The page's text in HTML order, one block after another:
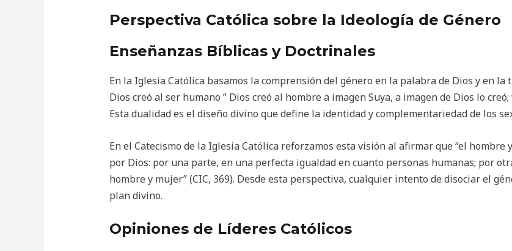
Perspectiva Católica sobre la Ideología de Género
Enseñanzas Bíblicas y Doctrinales
En la Iglesia Católica basamos la comprensión del género en la palabra de Dios y en la
Dios creó al ser humano ” Dios creó al hombre a imagen Suya, a imagen de Dios lo
Esta dualidad es el diseño divino que define la identidad y complementariedad de los
En el Catecismo de la Iglesia Católica reforzamos esta visión al afirmar que “el hombre
por Dios: por una parte, en una perfecta igualdad en cuanto personas humanas; por
hombre y mujer” (CIC, 369). Desde esta perspectiva, cualquier intento de disociar el
plan divino.
Opiniones de Líderes Católicos